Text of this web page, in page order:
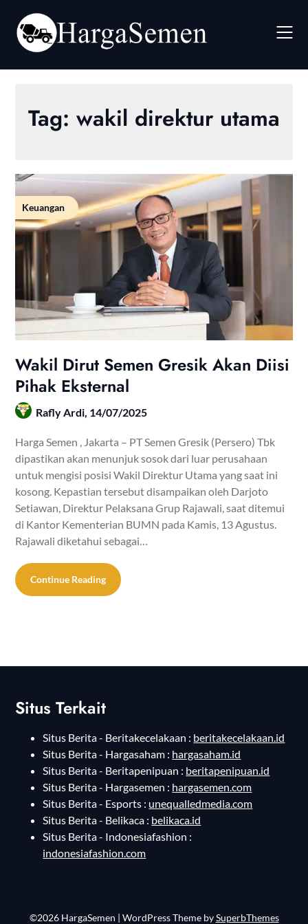
content
Tag: wakil direktur utama
Keuangan
Wakil Dirut Semen Gresik Akan Diisi
Pihak Eksternal
Rafly Ardi, 14/07/2025
Harga Semen , Jakarta – PT Semen Gresik (Persero) Tbk
dipastikan akan menunjuk sosok dari luar perusahaan
untuk mengisi posisi Wakil Direktur Utama yang saat ini
kosong. Kepastian tersebut disampaikan oleh Darjoto
Setiawan, Direktur Pelaksana Grup Rajawali, saat ditemui
di Kantor Kementerian BUMN pada Kamis, 13 Agustus.
Rajawali diketahui sebagai…
Continue Reading
Situs Terkait
Situs Berita - Beritakecelakaan : beritakecelakaan.id
Situs Berita - Hargasaham : hargasaham.id
Situs Berita - Beritapenipuan : beritapenipuan.id
Situs Berita - Hargasemen : hargasemen.com
Situs Berita - Esports : unequalledmedia.com
Situs Berita - Belikaca : belikaca.id
Situs Berita - Indonesiafashion :
indonesiafashion.com
©2026 HargaSemen | WordPress Theme bySuperbThemes